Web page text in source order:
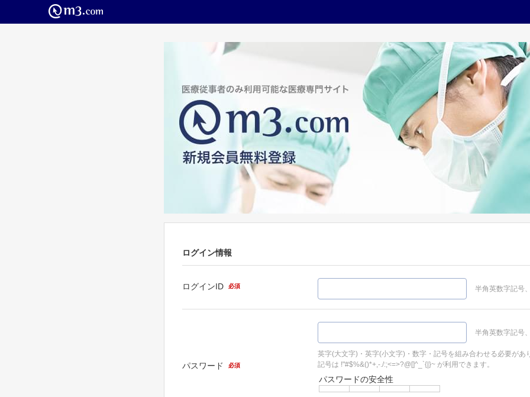
ログイン情報
ログインID 必須 半角英数字記号
パスワード 必須
半角英数字記号
英字(大文字)・英字(小文字)・数字・記号を組み合わせる必要があ
記号は !"#$%&()*+,-./:;<=>?@[]^_`{|}~ が利用できます。
パスワードの安全性